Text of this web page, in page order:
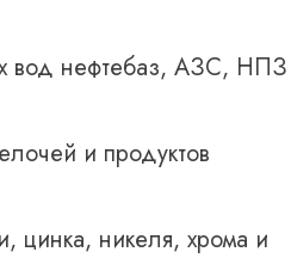
вод нефтебаз, АЗС,
и продуктов
цинка, никеля, хрома и